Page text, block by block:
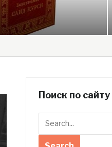
Поиск по сайту